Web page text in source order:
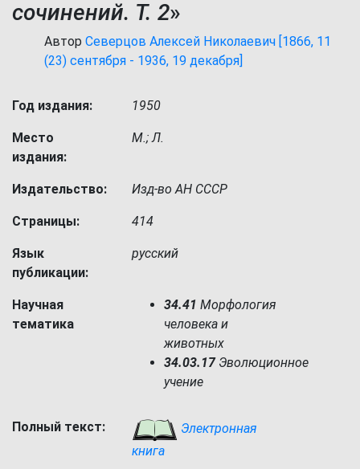
сочинений. Т. 2»
Автор Северцов Алексей Николаевич [1866, 11
(23) сентября - 1936, 19 декабря]
Год издания: 1950
Место
издания:
М.; Л.
Издательство: Изд-во АН СССР
Страницы: 414
Язык
публикации:
русский
Научная
тематика
34.41 Морфология
человека и
животных
34.03.17Эволюционное
учение
Полный текст:
Электронная
книга